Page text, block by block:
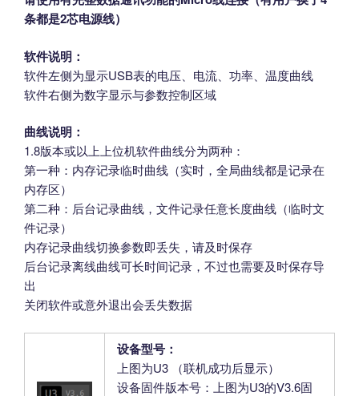
条都是2芯电源线）
软件说明：
软件左侧为显示USB表的电压、电流、功率、温度曲线
软件右侧为数字显示与参数控制区域
曲线说明：
1.8版本或以上上位机软件曲线分为两种：
第一种：内存记录临时曲线（实时，全局曲线都是记录在
内存区）
第二种：后台记录曲线，文件记录任意长度曲线（临时文
件记录）
内存记录曲线切换参数即丢失，请及时保存
后台记录离线曲线可长时间记录，不过也需要及时保存导
出
关闭软件或意外退出会丢失数据
设备型号：
上图为U3 （联机成功后显示）
设备固件版本号：上图为U3的V3.6固